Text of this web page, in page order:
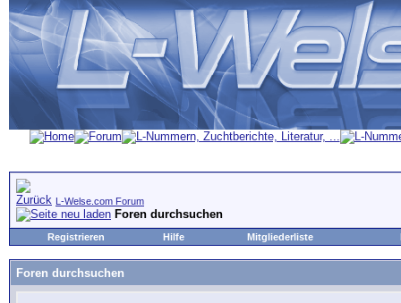
L-Welse.com Forum
Foren durchsuchen
Registrieren Hilfe Mitgliederliste
Foren durchsuchen